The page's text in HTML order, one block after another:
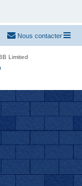
Nous contacter
Limited